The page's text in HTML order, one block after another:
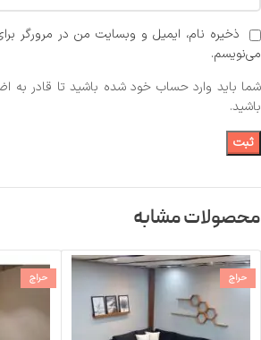
ذخیره نام، ایمیل و وبسایت من در مرورگر
می‌نویسم.
شما باید وارد حساب خود شده باشید تا قادر به
باشید.
محصولات مشابه
حراج حراج